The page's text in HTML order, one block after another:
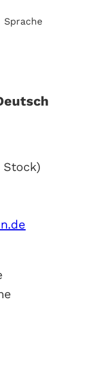
Sprache
Stock)